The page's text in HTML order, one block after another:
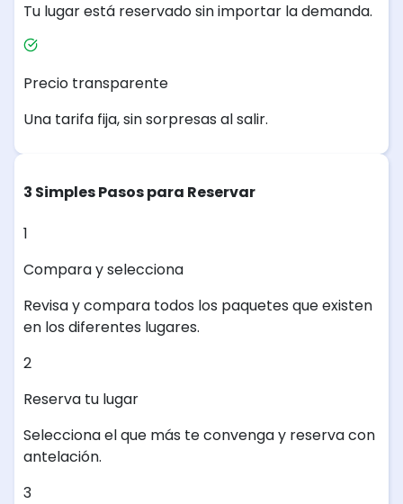
Tu lugar está reservado sin importar la demanda.
Precio transparente
Una tarifa fija, sin sorpresas al salir.
3 Simples Pasos para Reservar
1
Compara y selecciona
Revisa y compara todos los paquetes que existen
en los diferentes lugares.
2
Reserva tu lugar
Selecciona el que más te convenga y reserva con
antelación.
3